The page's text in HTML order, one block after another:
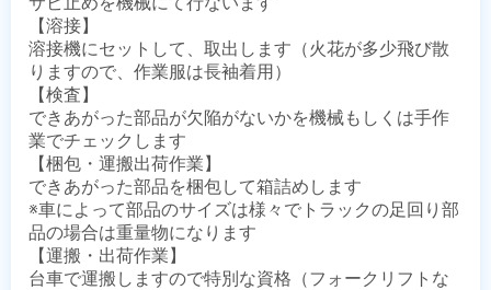
【溶接】
溶接機にセットして、取出します（火花が多少飛び散
りますので、作業服は長袖着用）
【検査】
できあがった部品が欠陥がないかを機械もしくは手作
業でチェックします
【梱包・運搬出荷作業】
できあがった部品を梱包して箱詰めします
※車によって部品のサイズは様々でトラックの⾜回り部
品の場合は重量物になります
【運搬・出荷作業】
台車で運搬しますので特別な資格（フォークリフトな